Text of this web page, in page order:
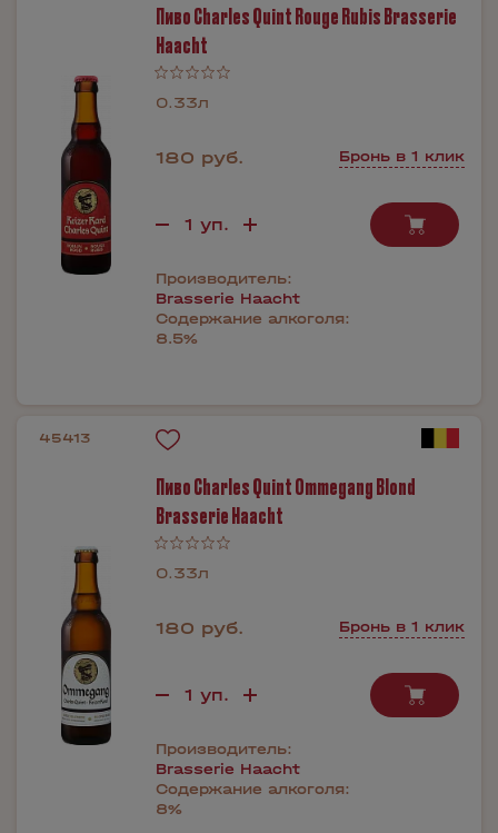
Пиво Charles Quint Rouge Rubis Brasserie
Haacht
0.33л
180 руб. Бронь в 1 клик
Производитель:
Brasserie Haacht
Содержание алкоголя:
8.5%
45413
Пиво Charles Quint Ommegang Blond
Brasserie Haacht
0.33л
180 руб. Бронь в 1 клик
Производитель:
Brasserie Haacht
Содержание алкоголя:
8%